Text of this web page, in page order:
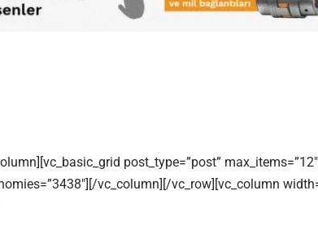
post_type=”post”
vc_column][/vc_row][vc_column